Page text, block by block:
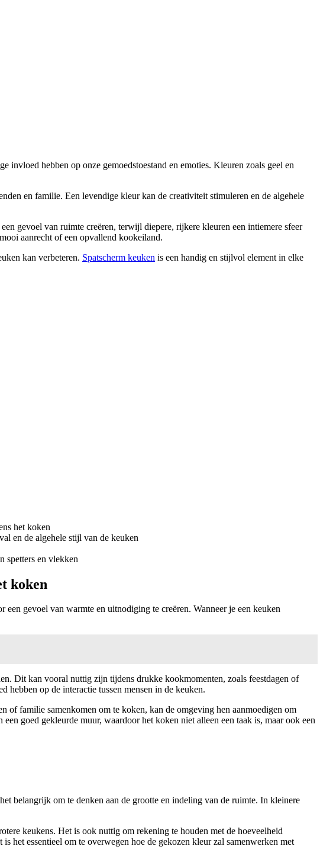
invloed hebben op onze gemoedstoestand en emoties. Kleuren zoals geel en
en familie. Een levendige kleur kan de creativiteit stimuleren en de algehele
gevoel van ruimte creëren, terwijl diepere, rijkere kleuren een intiemere sfeer
aanrecht of een opvallend kookeiland.
kan verbeteren. Spatscherm keuken is een handig en stijlvol element in elke
het koken
en de algehele stijl van de keuken
spetters en vlekken
koken
gevoel van warmte en uitnodiging te creëren. Wanneer je een keuken
Dit kan vooral nuttig zijn tijdens drukke kookmomenten, zoals feestdagen of
hebben op de interactie tussen mensen in de keuken.
of familie samenkomen om te koken, kan de omgeving hen aanmoedigen om
goed gekleurde muur, waardoor het koken niet alleen een taak is, maar ook een
belangrijk om te denken aan de grootte en indeling van de ruimte. In kleinere
keukens. Het is ook nuttig om rekening te houden met de hoeveelheid
het essentieel om te overwegen hoe de gekozen kleur zal samenwerken met